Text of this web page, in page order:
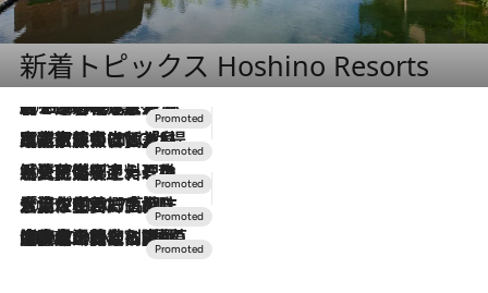
新着トピックス Hoshino Resorts
2026.8.7
【トンボの足水浴】ヒノキの香りに包まれて涼感マックス！約13℃の湧水かけ流しを避暑地「星野温泉 トンボの湯」で体験
2026.7.31
【ホテル帰省】という選択肢をOMOが提案。家族とほどよい距離を保つには「昼は実家、夜は気兼ねなくホテルで！」
2026.7.24
【夏限定ディナーコース】旬を迎える稚鮎や花ズッキーニなどをイタリア・トスカーナの郷土料理の手法で満喫！
2026.7.17
「土佐和ハーブかき氷」がOMO7高知に登場！生姜、山椒、大葉など目にも舌にも涼を呼ぶ郷土の味
2026.7.10
NEW OPEN！【界 草津】名湯の地に誕生。趣の異なる2種の温泉と上州ならではの会席・蕎麦割烹など美食を味わう究極の癒やし旅